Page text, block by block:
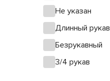
Не указан
Длинный рукав
Безрукавный
3/4 рукав